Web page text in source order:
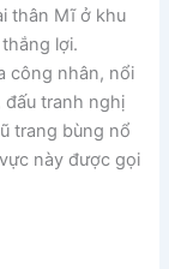
thân Mĩ ở khu
lợi.
công nhân, nổi
đấu tranh nghị
trang bùng nổ
này được gọi